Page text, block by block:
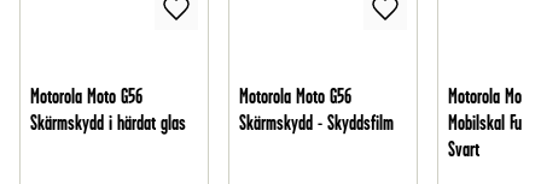
Motorola Moto G56
Skärmskydd i härdat glas
Motorola Moto G56
Skärmskydd - Skyddsfilm
Motorola Moto
Mobilskal Full
Svart